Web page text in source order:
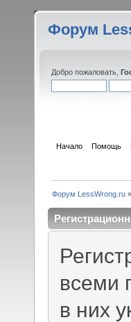
Форум
Добро пожаловать,
Начало Помощь
Форум LessWrong.ru »
всеми
в них